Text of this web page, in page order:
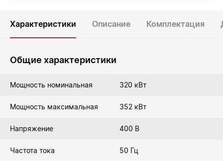
Характеристики Описание Комплектация
Общие характеристики
Мощность номинальная 320 кВт
Мощность максимальная 352 кВт
Напряжение 400 В
Частота тока 50 Гц